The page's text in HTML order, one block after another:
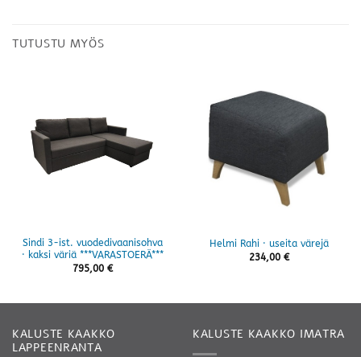
TUTUSTU MYÖS
Sindi 3-ist. vuodedivaanisohva
· kaksi väriä ***VARASTOERÄ***
795,00 €
Helmi Rahi · useita värejä
234,00 €
KALUSTE KAAKKO
LAPPEENRANTA
KALUSTE KAAKKO IMATRA